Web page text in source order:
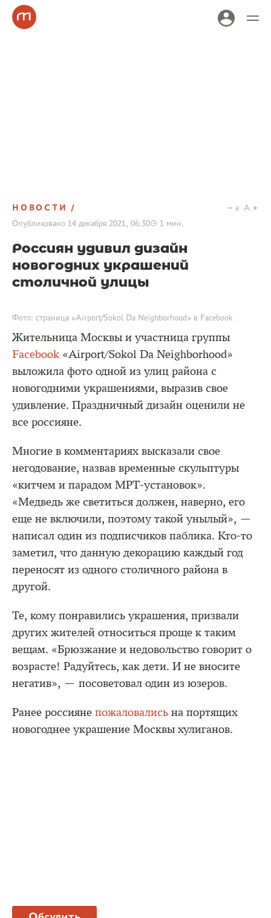
НОВОСТИ
Опубликовано 14 декабря 2021, 06:30 1 мин.
a A
Россиян удивил дизайн
новогодних украшений
столичной улицы
Фото: страница «Airport/Sokol Da Neighborhood» в Facebook
Жительница Москвы и участница группы
Facebook «Airport/Sokol Da Neighborhood»
выложила фото одной из улиц района с
новогодними украшениями, выразив свое
удивление. Праздничный дизайн оценили не
все россияне.
Многие в комментариях высказали свое
негодование, назвав временные скульптуры
«китчем и парадом МРТ-установок».
«Медведь же светиться должен, наверно, его
еще не включили, поэтому такой унылый», —
написал один из подписчиков паблика. Кто-то
заметил, что данную декорацию каждый год
переносят из одного столичного района в
другой.
Те, кому понравились украшения, призвали
других жителей относиться проще к таким
вещам. «Брюзжание и недовольство говорит о
возрасте! Радуйтесь, как дети. И не вносите
негатив», — посоветовал один из юзеров.
Ранее россияне пожаловались на портящих
новогоднее украшение Москвы хулиганов.